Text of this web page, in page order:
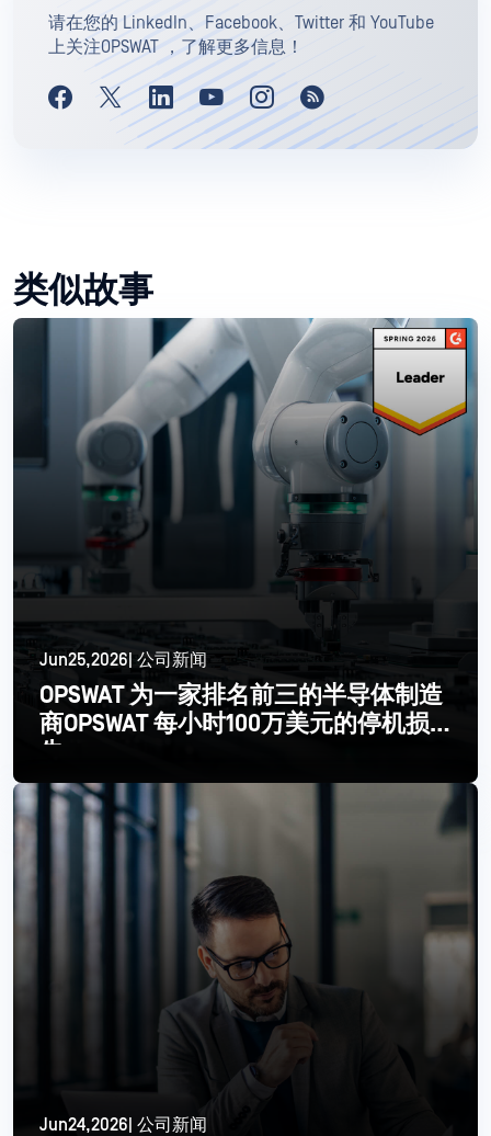
请在您的 LinkedIn、Facebook、Twitter 和 YouTube
上关注OPSWAT ，了解更多信息！
类似故事
Jun25,2026| 公司新闻
OPSWAT 为一家排名前三的半导体制造
商OPSWAT 每小时100万美元的停机损
失
更多信息
Jun24,2026| 公司新闻